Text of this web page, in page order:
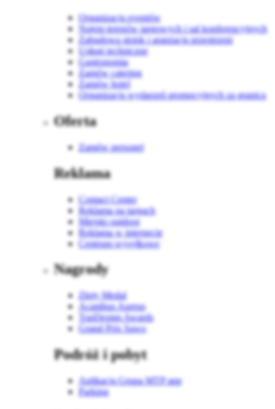
Organizacja eventów
Najem terenów targowych i sal konferencyjnych
Zabudowa stoisk i aranżacja przestrzeni
Usługi techniczne
Gastronomia
Zamów catering
Zamów hotel
Organizacja wydarzeń promocyjnych za granicą
Oferta
Zamów personel
Reklama
Contact Center
Reklama na targach
Miejski outdoor
Reklama w internecie
Centrum wysyłkowe
Nagrody
Złoty Medal
Acanthus Aureus
TopDesign Awards
Grand Prix Sawo
Podróż i pobyt
Aplikacja Grupa MTP app
Parking